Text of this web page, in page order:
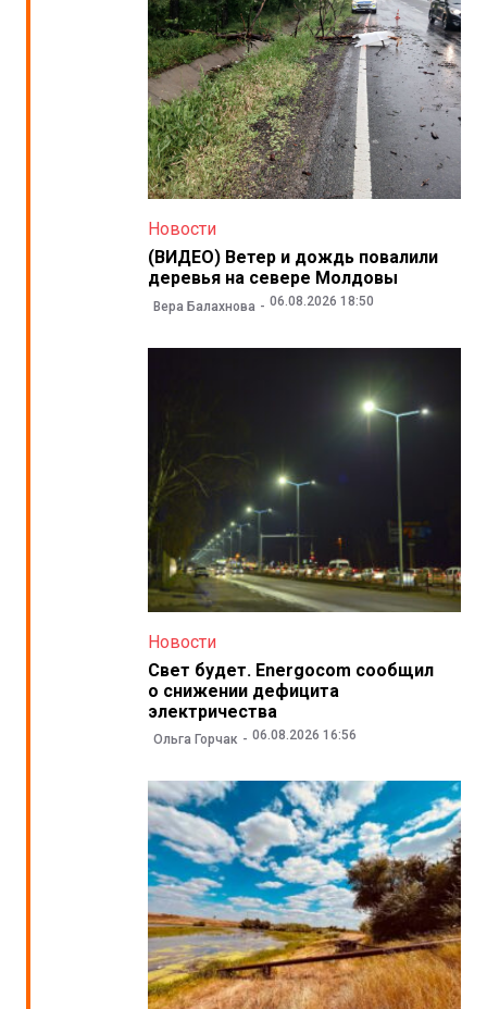
Новости
(ВИДЕО) Ветер и дождь повалили
деревья на севере Молдовы
Вера Балахнова 06.08.2026 18:50
Новости
Свет будет. Energocom сообщил
о снижении дефицита
электричества
Ольга Горчак 06.08.2026 16:56